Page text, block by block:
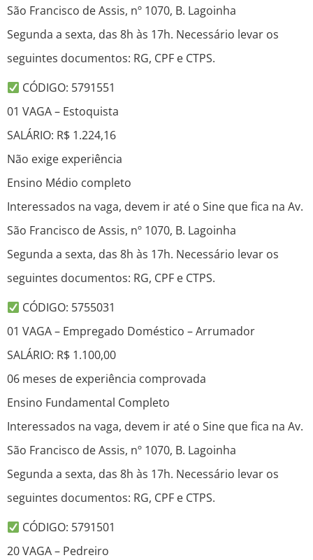
São Francisco de Assis, nº 1070, B. Lagoinha
Segunda a sexta, das 8h às 17h. Necessário levar os
seguintes documentos: RG, CPF e CTPS.
CÓDIGO: 5791551
01 VAGA – Estoquista
SALÁRIO: R$ 1.224,16
Não exige experiência
Ensino Médio completo
Interessados na vaga, devem ir até o Sine que fica na Av.
São Francisco de Assis, nº 1070, B. Lagoinha
Segunda a sexta, das 8h às 17h. Necessário levar os
seguintes documentos: RG, CPF e CTPS.
CÓDIGO: 5755031
01 VAGA – Empregado Doméstico – Arrumador
SALÁRIO: R$ 1.100,00
06 meses de experiência comprovada
Ensino Fundamental Completo
Interessados na vaga, devem ir até o Sine que fica na Av.
São Francisco de Assis, nº 1070, B. Lagoinha
Segunda a sexta, das 8h às 17h. Necessário levar os
seguintes documentos: RG, CPF e CTPS.
CÓDIGO: 5791501
20 VAGA – Pedreiro